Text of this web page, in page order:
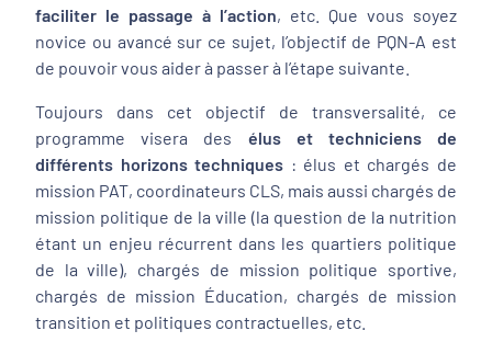
faciliter le passage à l’action, etc. Que vous soyez
novice ou avancé sur ce sujet, l’objectif de PQN-A est
de pouvoir vous aider à passer à l’étape suivante.
Toujours dans cet objectif de transversalité, ce
programme visera des élus et techniciens de
différents horizons techniques : élus et chargés de
mission PAT, coordinateurs CLS, mais aussi chargés de
mission politique de la ville (la question de la nutrition
étant un enjeu récurrent dans les quartiers politique
de la ville), chargés de mission politique sportive,
chargés de mission Éducation, chargés de mission
transition et politiques contractuelles, etc.